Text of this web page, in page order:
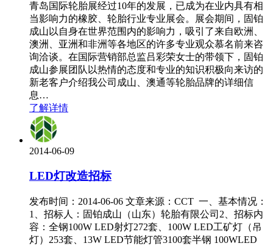
青岛国际轮胎展经过10年的发展，已成为在业内具有相
当影响力的橡胶、轮胎行业专业展会。展会期间，固铂
成山以自身在世界范围内的影响力，吸引了来自欧洲、
澳洲、亚洲和非洲等各地区的许多专业观众慕名前来咨
询洽谈。在国际营销部总监吕彩荣女士的带领下，固铂
成山参展团队以热情的态度和专业的知识积极向来访的
新老客户介绍我公司成山、澳通等轮胎品牌的详细信
息…
了解详情
2014-06-09
LED灯改造招标
发布时间：2014-06-06 文章来源：CCT 一、基本情况：
1、招标人：固铂成山（山东）轮胎有限公司2、招标内
容：全钢100W LED射灯272套、100W LED工矿灯（吊
灯）253套、13W LED节能灯管3100套半钢 100WLED